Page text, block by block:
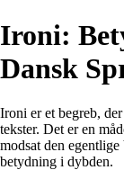
Ironi:
Dansk
Ironi er et begreb,
tekster. Det er en
modsat den
betydning i dybden.